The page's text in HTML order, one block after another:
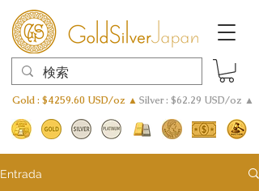
Gold : $4259.60 USD/oz ▲ Silver : $62.29 USD/oz ▲
Entrada